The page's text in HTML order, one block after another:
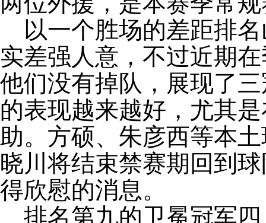
以一个胜场的差距排名
实差强人意，不过近期
他们没有掉队，展现了
的表现越来越好，尤其
助。方硕、朱彦西等本
晓川将结束禁赛期回到
得欣慰的消息。
排名第九的卫冕冠军四